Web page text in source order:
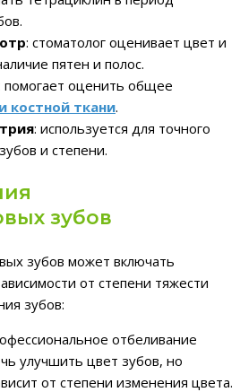
: стоматолог оценивает цвет и
пятен и полос.
помогает оценить общее
костной ткани.
: используется для точного
и степени.
зубов
зубов может включать
от степени тяжести
зубов:
отбеливание
улучшить цвет зубов, но
от степени изменения цвета.